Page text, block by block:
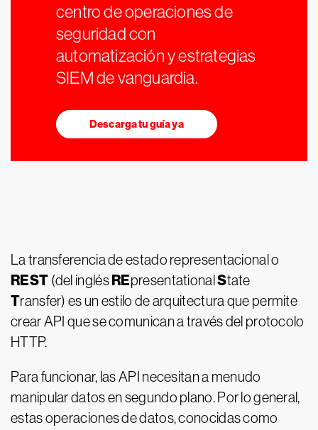
centro de operaciones de
seguridad con
automatización y estrategias
SIEM de vanguardia.
Descarga tu guía ya
La transferencia de estado representacional o
REST (del inglésREpresentationalState
Transfer) es un estilo de arquitectura que permite
crear API que se comunican a través del protocolo
HTTP.
Para funcionar, las API necesitan a menudo
manipular datos en segundo plano. Por lo general,
estas operaciones de datos, conocidas como